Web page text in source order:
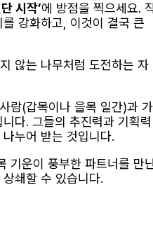
시작’에 방점을 찍으세요.
강화하고, 이것이 결국 큰
않는 나무처럼 도전하는 자
람(갑목이나 을목 일간)과 가
다. 그들의 추진력과 기획력
누어 받는 것입니다.
기운이 풍부한 파트너를 만
쇄할 수 있습니다.